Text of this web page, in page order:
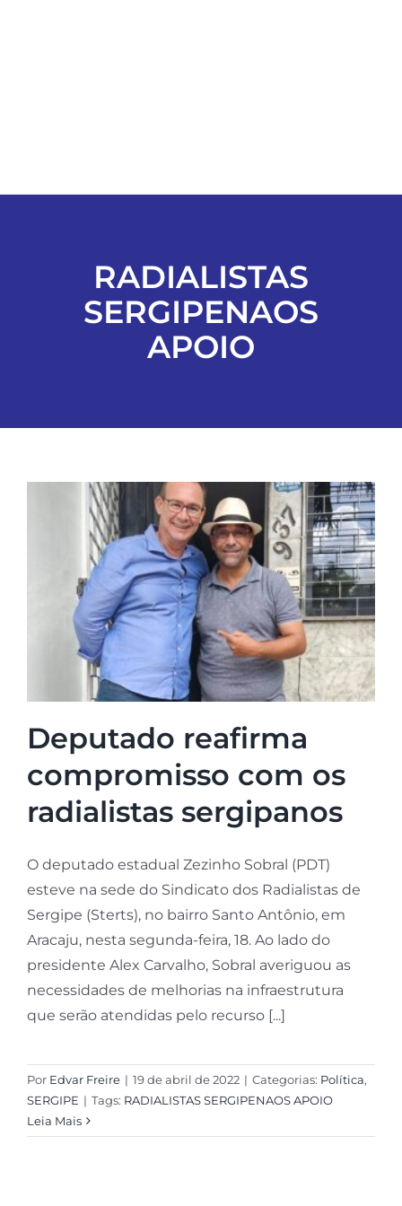
FALE CONOSCO
EDIÇÕES EM PDF
RADIALISTAS
SERGIPENAOS
APOIO
Deputado reafirma
compromisso com os
radialistas sergipanos
O deputado estadual Zezinho Sobral (PDT)
esteve na sede do Sindicato dos Radialistas de
Sergipe (Sterts), no bairro Santo Antônio, em
Aracaju, nesta segunda-feira, 18. Ao lado do
presidente Alex Carvalho, Sobral averiguou as
necessidades de melhorias na infraestrutura
que serão atendidas pelo recurso [...]
Por Edvar Freire | 19 de abril de 2022 | Categorias: Política,
SERGIPE | Tags: RADIALISTAS SERGIPENAOS APOIO
Leia Mais